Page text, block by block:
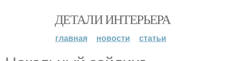
ДЕТАЛИ ИНТЕРЬЕРА
главная новости статьи